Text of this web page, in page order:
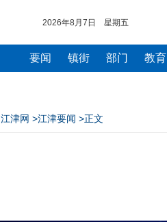
2026年8月7日 星期五
要闻 镇街 部门 教育
江津网 >江津要闻 >正文